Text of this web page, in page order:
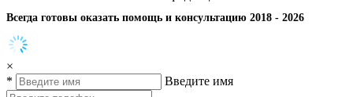
Всегда готовы оказать помощь и консультацию 2018 - 2026
×
*
Введите имя